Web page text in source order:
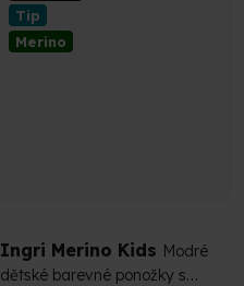
Tip
Merino
Ingri Merino Kids Modré
dětské barevné ponožky s